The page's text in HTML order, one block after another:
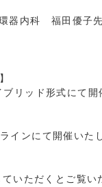
器内科 福田優子
リッド形式にて開
インにて開催いた
いただくとご覧